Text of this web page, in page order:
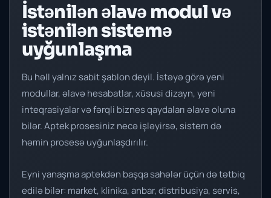
İstənilən əlavə modul və
istənilən sistemə
uyğunlaşma
Bu həll yalnız sabit şablon deyil. İstəyə görə yeni
modullar, əlavə hesabatlar, xüsusi dizayn, yeni
inteqrasiyalar və fərqli biznes qaydaları əlavə oluna
bilər. Aptek prosesiniz necə işləyirsə, sistem də
həmin prosesə uyğunlaşdırılır.
Eyni yanaşma aptekdən başqa sahələr üçün də tətbiq
edilə bilər: market, klinika, anbar, distribusiya, servis,